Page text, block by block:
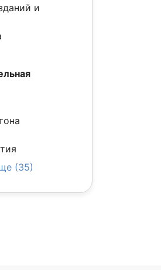
и
(35)